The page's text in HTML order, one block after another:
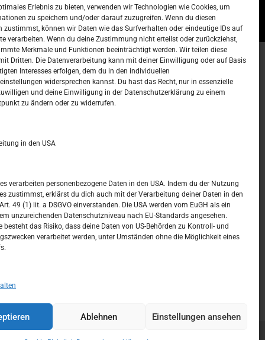
Erlebnis zu bieten, verwenden wir Technologien wie Cookies, um
zu speichern und/oder darauf zuzugreifen. Wenn du diesen
zustimmst, können wir Daten wie das Surfverhalten oder eindeutige IDs auf
verarbeiten. Wenn du deine Zustimmung nicht erteilst oder zurückziehst,
Merkmale und Funktionen beeinträchtigt werden. Wir teilen diese
Dritten. Die Datenverarbeitung kann mit deiner Einwilligung oder auf Basis
Interesses erfolgen, dem du in den individuellen
widersprechen kannst. Du hast das Recht, nur in essenzielle
und deine Einwilligung in der Datenschutzerklärung zu einem
zu ändern oder zu widerrufen.
in den USA
verarbeiten personenbezogene Daten in den USA. Indem du der Nutzung
zustimmst, erklärst du dich auch mit der Verarbeitung deiner Daten in den
49 (1) lit. a DSGVO einverstanden. Die USA werden vom EuGH als ein
unzureichenden Datenschutzniveau nach EU-Standards angesehen.
besteht das Risiko, dass deine Daten von US-Behörden zu Kontroll- und
verarbeitet werden, unter Umständen ohne die Möglichkeit eines
Ablehnen Einstellungen ansehen
–
Kalendar
10 11 12 13 14 15 16
17 18 19 20 21 22
24 25 26 27 28 29 30